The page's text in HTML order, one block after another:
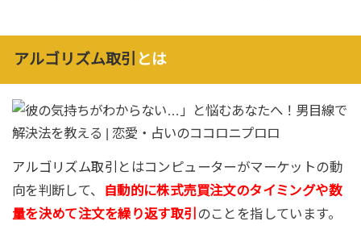
アルゴリズム取引 とは
アルゴリズム取引 とはコンピューターがマーケットの動
向を判断して、
自動的に株式売買注文のタイミングや数
量を決めて注文を繰り返す取引 のことを指しています。